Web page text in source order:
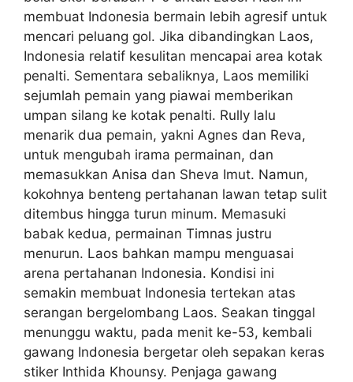
membuat Indonesia bermain lebih agresif untuk
mencari peluang gol. Jika dibandingkan Laos,
Indonesia relatif kesulitan mencapai area kotak
penalti. Sementara sebaliknya, Laos memiliki
sejumlah pemain yang piawai memberikan
umpan silang ke kotak penalti. Rully lalu
menarik dua pemain, yakni Agnes dan Reva,
untuk mengubah irama permainan, dan
memasukkan Anisa dan Sheva Imut. Namun,
kokohnya benteng pertahanan lawan tetap sulit
ditembus hingga turun minum. Memasuki
babak kedua, permainan Timnas justru
menurun. Laos bahkan mampu menguasai
arena pertahanan Indonesia. Kondisi ini
semakin membuat Indonesia tertekan atas
serangan bergelombang Laos. Seakan tinggal
menunggu waktu, pada menit ke-53, kembali
gawang Indonesia bergetar oleh sepakan keras
stiker Inthida Khounsy. Penjaga gawang